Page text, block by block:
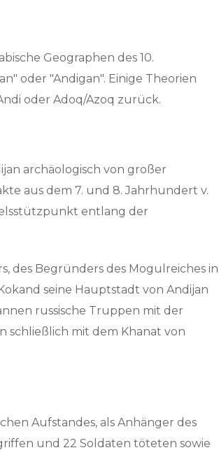
Geographen des 10.
oder "Andigan". Einige Theorien
oder Adoq/Azoq zurück.
archäologisch von großer
aus dem 7. und 8. Jahrhundert v.
entlang der
des Begründers des Mogulreiches in
seine Hauptstadt von Andijan
russische Truppen mit der
schließlich mit dem Khanat von
Aufstandes, als Anhänger des
und 22 Soldaten töteten sowie